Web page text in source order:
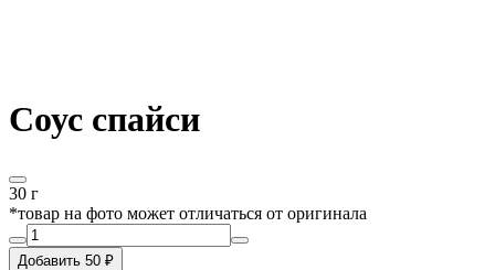
Соус спайси
30 г
*товар на фото может отличаться от оригинала
Добавить 50 ₽